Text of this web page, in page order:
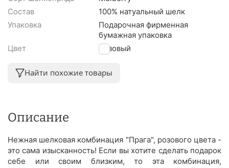
Состав
100% натуальный шелк
Упаковка
Подарочная фирменная
бумажная упаковка
Цвет
Розовый
Найти похожие товары
Описание
Нежная шелковая комбинация "Прага", розового цвета -
это сама изысканность! Если вы хотите сделать подарок
себе или своим близким, то эта комбинация,